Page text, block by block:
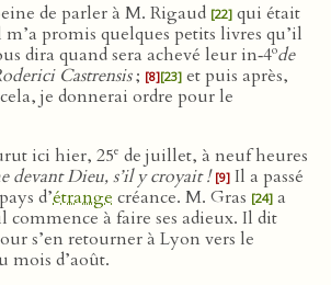
de parler à M. Rigaud [22] qui était
promis quelques petits livres qu’il
dira quand sera achevé leur in‑4ode
Castrensis; [8][23] et puis après,
je donnerai ordre pour le
ici hier, 25e de juillet, à neuf heures
devant Dieu, s’il y croyait ! [9] Il a passé
d’étrange créance. M. Gras [24] a
commence à faire ses adieux. Il dit
s’en retourner à Lyon vers le
mois d’août.